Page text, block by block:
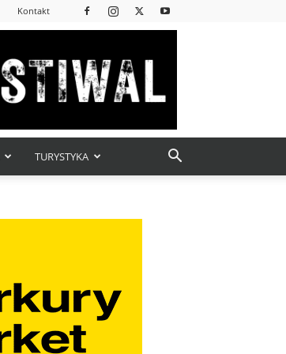
Kontakt
TURYSTYKA